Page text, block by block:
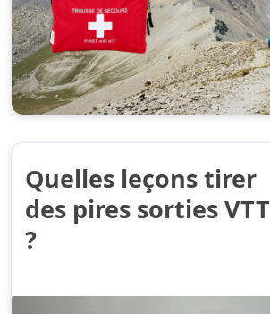
Quelles leçons tirer
des pires sorties VTT
?